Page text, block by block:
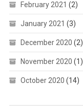
February 2021 (2)
January 2021 (3)
December 2020 (2)
November 2020 (1)
October 2020 (14)